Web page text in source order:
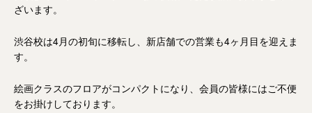
ざいます。
渋谷校は4月の初旬に移転し、新店舗での営業も4ヶ月目を迎えま
す。
絵画クラスのフロアがコンパクトになり、会員の皆様にはご不便
をお掛けしております。